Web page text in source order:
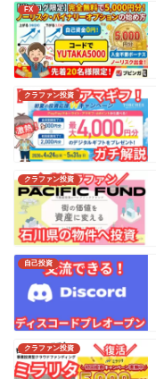
FX
クラファン投資
クラファン投資
自己投資
クラファン投資